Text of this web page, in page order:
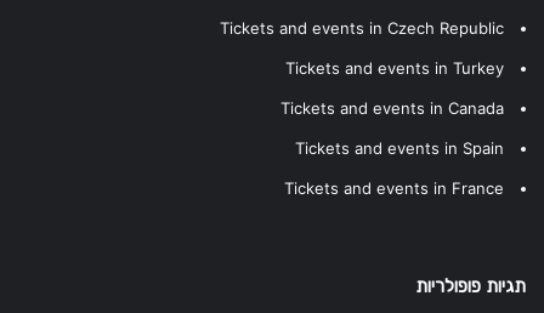
Tickets and events in Czech Republic
Tickets and events in Turkey
Tickets and events in Canada
Tickets and events in Spain
Tickets and events in France
תגיות פופולריות